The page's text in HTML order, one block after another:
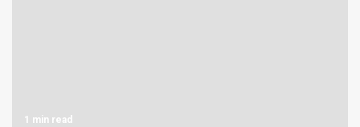
1 min read